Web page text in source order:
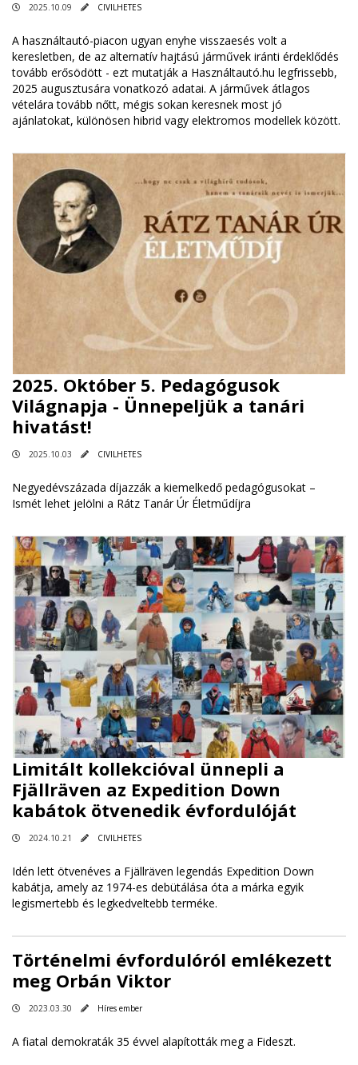
2025.10.09 CIVILHETES
A használtautó-piacon ugyan enyhe visszaesés volt a
keresletben, de az alternatív hajtású járművek iránti érdeklődés
tovább erősödött - ezt mutatják a Használtautó.hu legfrissebb,
2025 augusztusára vonatkozó adatai. A járművek átlagos
vételára tovább nőtt, mégis sokan keresnek most jó
ajánlatokat, különösen hibrid vagy elektromos modellek között.
2025. Október 5. Pedagógusok
Világnapja - Ünnepeljük a tanári
hivatást!
2025.10.03 CIVILHETES
Negyedévszázada díjazzák a kiemelkedő pedagógusokat –
Ismét lehet jelölni a Rátz Tanár Úr Életműdíjra
Limitált kollekcióval ünnepli a
Fjällräven az Expedition Down
kabátok ötvenedik évfordulóját
2024.10.21 CIVILHETES
Idén lett ötvenéves a Fjällräven legendás Expedition Down
kabátja, amely az 1974-es debütálása óta a márka egyik
legismertebb és legkedveltebb terméke.
Történelmi évfordulóról emlékezett
meg Orbán Viktor
2023.03.30 Híres ember
A fiatal demokraták 35 évvel alapították meg a Fideszt.